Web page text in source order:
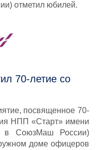
отметил юбилей.
70-летие со
посвященное 70-
НПП «Старт» имени
в СоюзМаш России)
доме офицеров